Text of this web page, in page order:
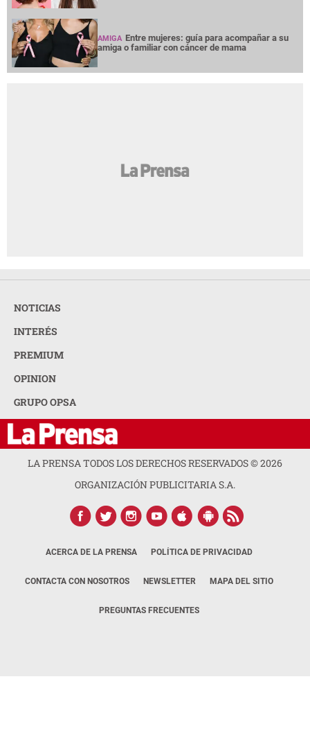
AMIGA Entre mujeres: guía para acompañar a su
amiga o familiar con cáncer de mama
NOTICIAS
INTERÉS
PREMIUM
OPINION
GRUPO OPSA
LA PRENSA TODOS LOS DERECHOS RESERVADOS ©2026
ORGANIZACIÓN PUBLICITARIA S.A.
ACERCA DE LA PRENSA POLÍTICA DE PRIVACIDAD
CONTACTA CON NOSOTROS NEWSLETTER MAPA DEL SITIO
PREGUNTAS FRECUENTES